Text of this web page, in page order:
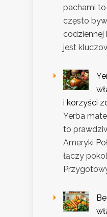
pachami
często
codziennej
jest
i korzyści
Yerba
to
Ameryki
łączy